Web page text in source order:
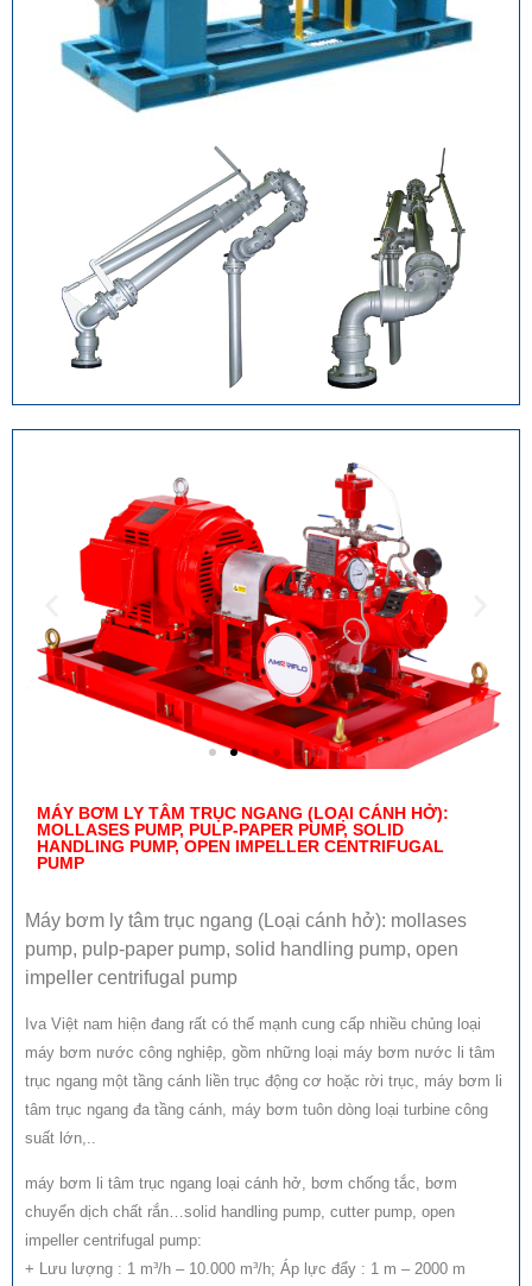
MÁY BƠM LY TÂM TRỤC NGANG (LOẠI CÁNH HỞ):
MOLLASES PUMP, PULP-PAPER PUMP, SOLID
HANDLING PUMP, OPEN IMPELLER CENTRIFUGAL
PUMP
Máy bơm ly tâm trục ngang (Loại cánh hở): mollases
pump, pulp-paper pump, solid handling pump, open
impeller centrifugal pump
Iva Việt nam hiện đang rất có thế mạnh cung cấp nhiều chủng loại
máy bơm nước công nghiệp, gồm những loại máy bơm nước li tâm
trục ngang một tầng cánh liền trục động cơ hoặc rời trục, máy bơm li
tâm trục ngang đa tầng cánh, máy bơm tuôn dòng loại turbine công
suất lớn,..
máy bơm li tâm trục ngang loại cánh hở, bơm chống tắc, bơm
chuyển dịch chất rắn…solid handling pump, cutter pump, open
impeller centrifugal pump:
+ Lưu lượng : 1 m³/h – 10.000 m³/h; Áp lực đẩy : 1 m – 2000 m